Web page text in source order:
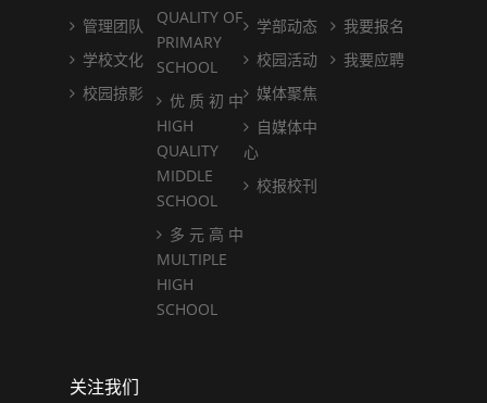
管理团队
学校文化
校园掠影
QUALITY OF
PRIMARY
SCHOOL
优 质 初 中
HIGH
QUALITY
MIDDLE
SCHOOL
多 元 高 中
MULTIPLE
HIGH
SCHOOL
学部动态
校园活动
媒体聚焦
自媒体中
心
校报校刊
我要报名
我要应聘
关注我们